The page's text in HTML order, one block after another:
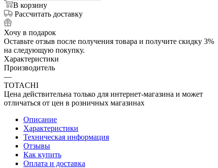
В корзину
Рассчитать доставку
Хочу в подарок
Оставьте отзыв после получения товара и получите скидку 3%
на следующую покупку.
Характеристики
Производитель
—
TOTACHI
Цена действительна только для интернет-магазина и может
отличаться от цен в розничных магазинах
Описание
Характеристики
Техническая информация
Отзывы
Как купить
Оплата и доставка